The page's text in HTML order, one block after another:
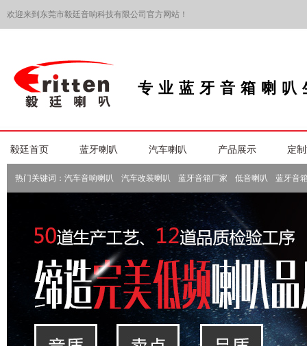
欢迎来到东莞市毅廷音响科技有限公司官方网站！
专业蓝牙音箱喇叭
毅廷首页 蓝牙喇叭 汽车喇叭 产品展示 定
热门关键词： 汽车音响喇叭 汽车改装喇叭 蓝牙音箱厂家 低音喇叭 蓝牙音